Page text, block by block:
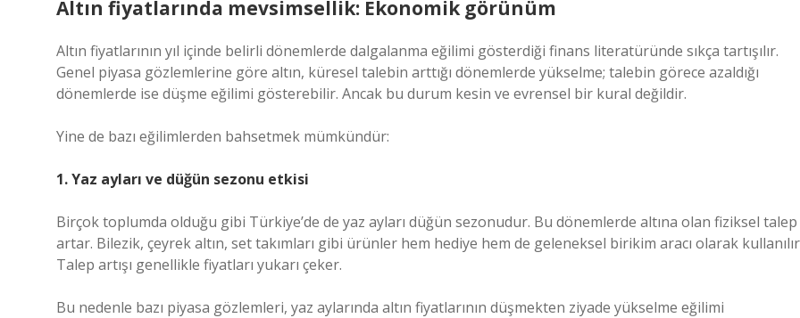
Altın fiyatlarında mevsimsellik: Ekonomik görünüm
Altın fiyatlarının yıl içinde belirli dönemlerde dalgalanma eğilimi gösterdiği finans literatüründe sıkça tartışılır.
Genel piyasa gözlemlerine göre altın, küresel talebin arttığı dönemlerde yükselme; talebin görece azaldığı
dönemlerde ise düşme eğilimi gösterebilir. Ancak bu durum kesin ve evrensel bir kural değildir.
Yine de bazı eğilimlerden bahsetmek mümkündür:
1. Yaz ayları ve düğün sezonu etkisi
Birçok toplumda olduğu gibi Türkiye’de de yaz ayları düğün sezonudur. Bu dönemlerde altına olan fiziksel talep
artar. Bilezik, çeyrek altın, set takımları gibi ürünler hem hediye hem de geleneksel birikim aracı olarak
Talep artışı genellikle fiyatları yukarı çeker.
Bu nedenle bazı piyasa gözlemleri, yaz aylarında altın fiyatlarının düşmekten ziyade yükselme eğilimi